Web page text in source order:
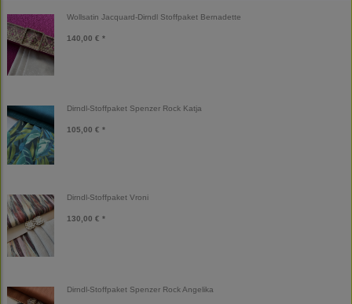
Wollsatin Jacquard-Dirndl Stoffpaket Bernadette
140,00 € *
Dirndl-Stoffpaket Spenzer Rock Katja
105,00 € *
Dirndl-Stoffpaket Vroni
130,00 € *
Dirndl-Stoffpaket Spenzer Rock Angelika